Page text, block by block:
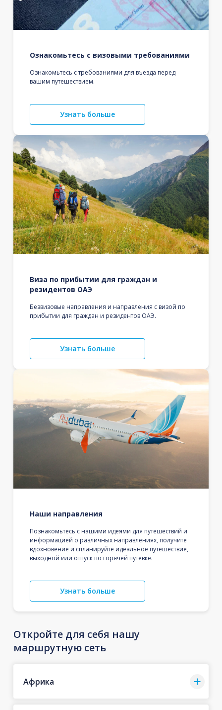
Ознакомьтесь с визовыми требованиями
Ознакомьтесь с требованиями для въезда перед
вашим путешествием.
Узнать больше
Виза по прибытии для граждан и
резидентов ОАЭ
Безвизовые направления и направления с визой по
прибытии для граждан и резидентов ОАЭ.
Узнать больше
Наши направления
Познакомьтесь с нашими идеями для путешествий и
информацией о различных направлениях, получите
вдохновение и спланируйте идеальное путешествие,
выходной или отпуск по горячей путевке.
Узнать больше
Откройте для себя нашу
маршрутную сеть
Африка